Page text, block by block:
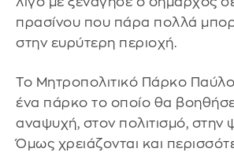
πρασίνου που πάρα πολλά
στην ευρύτερη περιοχή.
Το Μητροπολιτικό Πάρκο
ένα πάρκο το οποίο θα
αναψυχή, στον πολιτισμό, στην
Όμως χρειάζονται και